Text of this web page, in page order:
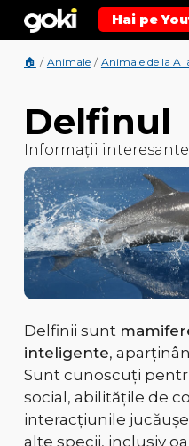
Hai pe
🏠 / Animale / Animale de la A
Delfinul
Informații
Delfinii sunt
inteligente,
Sunt cunoscuți
social, abilitățile de
interacțiunile
alte specii, inclusiv